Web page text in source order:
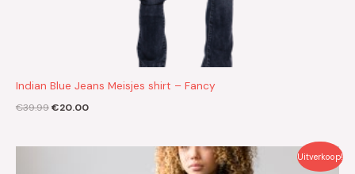
Indian Blue Jeans Meisjes shirt – Fancy
€39.99€20.00
Uitverkoop!